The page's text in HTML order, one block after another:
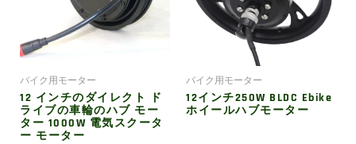
バイク用モーター
12 インチのダイレクト ド
ライブの車輪のハブ モー
ター 1000W 電気スクータ
ー モーター
バイク用モーター
12インチ250W BLDC Ebike
ホイールハブモーター